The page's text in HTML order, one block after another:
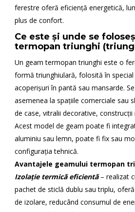
ferestre oferă eficiență energetică,
plus de confort.
Ce este și unde se
termopan triunghi
Un geam termopan triunghi este o
formă triunghiulară, folosită în
acoperișuri în pantă sau mansarde.
asemenea la spațiile comerciale sau
de case, vitralii decorative, construcții
Acest model de geam poate fi
aluminiu sau lemn, poate fi fix sau
configurația tehnică.
Avantajele geamului termopan
Izolație termică eficientă – realizat
pachet de sticlă dublu sau triplu,
de izolare, reducând consumul de